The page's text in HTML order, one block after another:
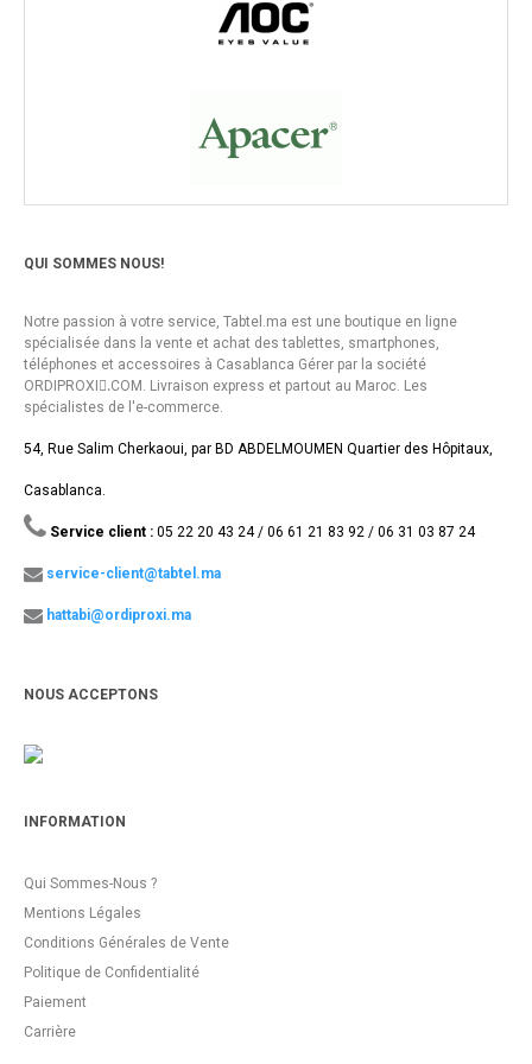
QUI SOMMES NOUS!
Notre passion à votre service, Tabtel.ma est une boutique en ligne
spécialisée dans la vente et achat des tablettes, smartphones,
téléphones et accessoires à Casablanca Gérer par la société
ORDIPROXI.ِCOM. Livraison express et partout au Maroc. Les
spécialistes de l'e-commerce.
54, Rue Salim Cherkaoui, par BD ABDELMOUMEN Quartier des Hôpitaux,
Casablanca.
Service client : 05 22 20 43 24 / 06 61 21 83 92 / 06 31 03 87 24
service-client@tabtel.ma
hattabi@ordiproxi.ma
NOUS ACCEPTONS
INFORMATION
Qui Sommes-Nous ?
Mentions Légales
Conditions Générales de Vente
Politique de Confidentialité
Paiement
Carrière